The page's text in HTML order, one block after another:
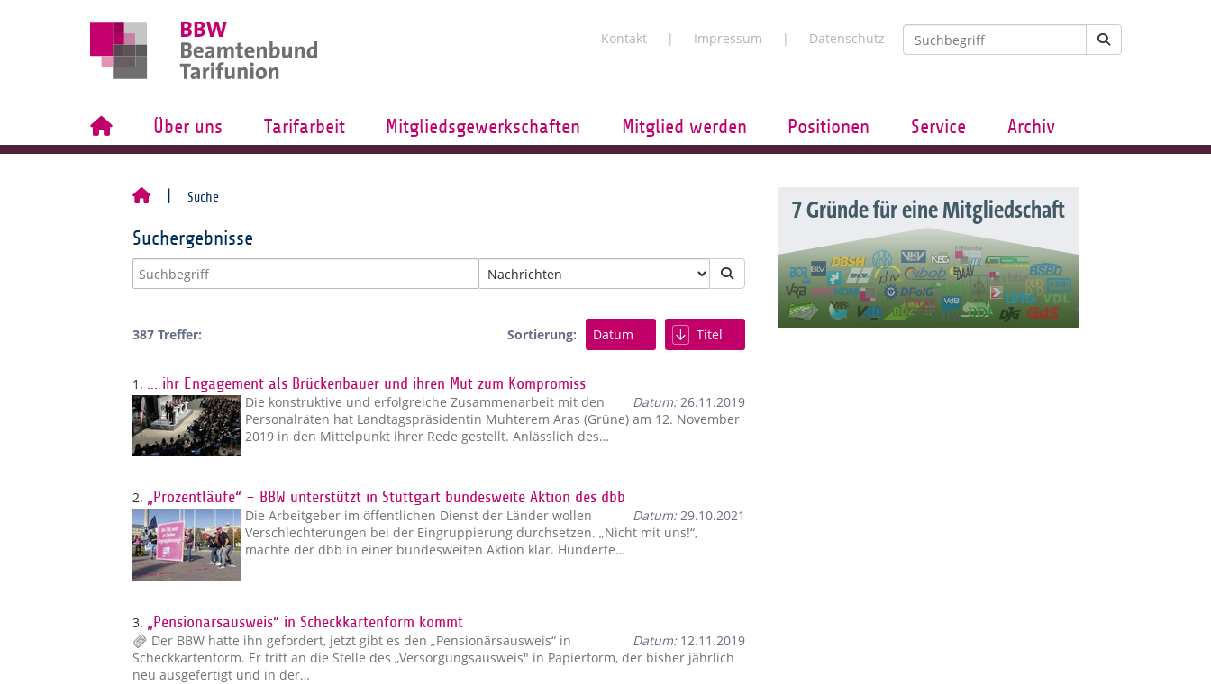
Kontakt Impressum Datenschutz
Über uns Tarifarbeit Mitgliedsgewerkschaften Mitglied werden Positionen Service Archiv
Suche
Suchergebnisse
387 Treffer: Sortierung: Datum Titel
1. … ihr Engagement als Brückenbauer und ihren Mut zum Kompromiss
Datum:26.11.2019
Die konstruktive und erfolgreiche Zusammenarbeit mit den
Personalräten hat Landtagspräsidentin Muhterem Aras (Grüne) am 12. November
2019 in den Mittelpunkt ihrer Rede gestellt. Anlässlich des…
2. „Prozentläufe“ – BBW unterstützt in Stuttgart bundesweite Aktion des dbb
Datum:29.10.2021
Die Arbeitgeber im öffentlichen Dienst der Länder wollen
Verschlechterungen bei der Eingruppierung durchsetzen. „Nicht mit uns!“,
machte der dbb in einer bundesweiten Aktion klar. Hunderte…
3. „Pensionärsausweis“ in Scheckkartenform kommt
Datum:12.11.2019
Der BBW hatte ihn gefordert, jetzt gibt es den „Pensionärsausweis“ in
Scheckkartenform. Er tritt an die Stelle des „Versorgungsausweis" in Papierform, der bisher jährlich
neu ausgefertigt und in der…
7 Gründe für eine Mitgliedschaft